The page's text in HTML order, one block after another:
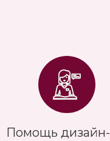
Помощь дизайн-